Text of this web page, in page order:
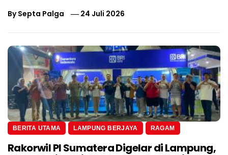
BySepta Palga 24 Juli 2026
BERITA UTAMA LAMPUNG BERJAYA RAGAM
Rakorwil PI Sumatera Digelar di Lampung,